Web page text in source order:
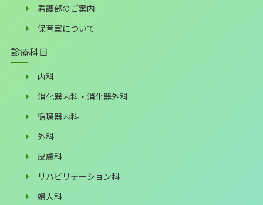
看護部のご案内
保育室について
診療科目
内科
消化器内科・消化器外科
循環器内科
外科
皮膚科
リハビリテーション科
婦人科